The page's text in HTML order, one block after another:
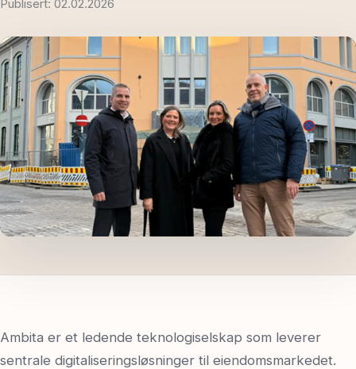
Aktuelt
Kontakt
Spør oss
Publisert: 02.02.2026
Ambita er et ledende teknologiselskap som leverer
sentrale digitaliseringsløsninger til eiendomsmarkedet.